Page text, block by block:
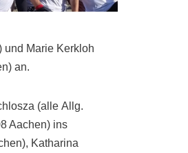
und Marie Kerkloh
an.
(alle Allg.
Aachen) ins
Katharina